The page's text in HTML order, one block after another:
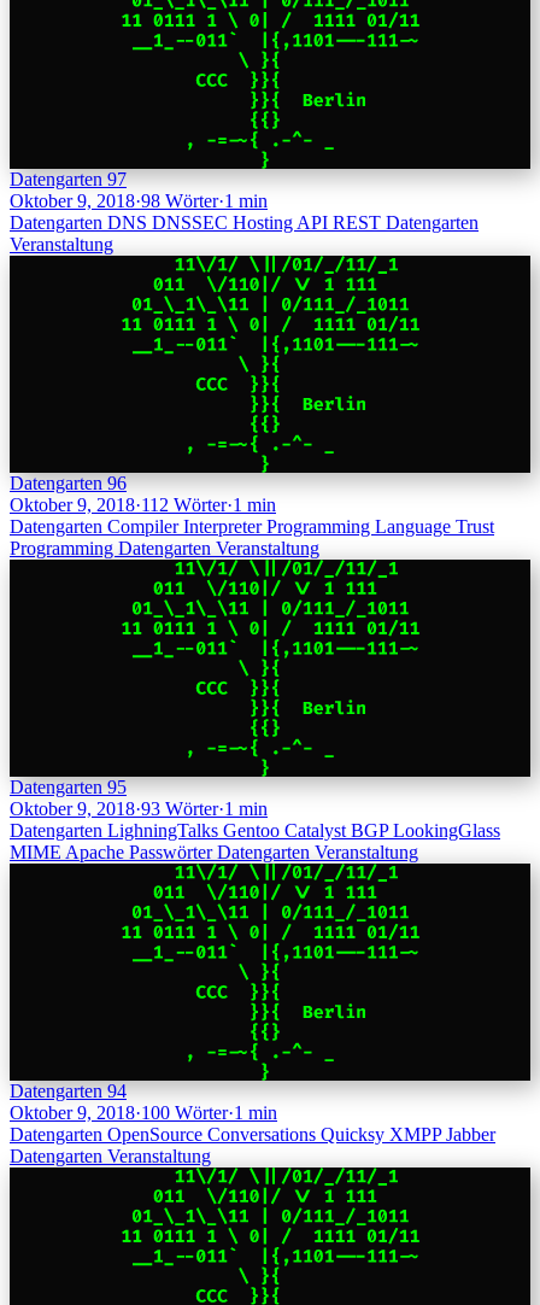
Datengarten 97
Oktober 9, 2018·98 Wörter·1 min
Datengarten DNS DNSSEC Hosting API REST Datengarten
Veranstaltung
Datengarten 96
Oktober 9, 2018·112 Wörter·1 min
Datengarten CompilerInterpreterProgramming Language Trust
Programming Datengarten Veranstaltung
Datengarten 95
Oktober 9, 2018·93 Wörter·1 min
Datengarten LighningTalks Gentoo Catalyst BGPLookingGlass
MIME Apache PasswörterDatengarten Veranstaltung
Datengarten 94
Oktober 9, 2018·100 Wörter·1 min
Datengarten OpenSource Conversations Quicksy XMPPJabber
Datengarten Veranstaltung